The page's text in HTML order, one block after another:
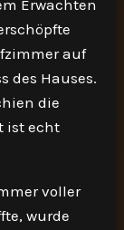
Erwachten
auf
des Hauses.
die
ist echt
voller
wurde